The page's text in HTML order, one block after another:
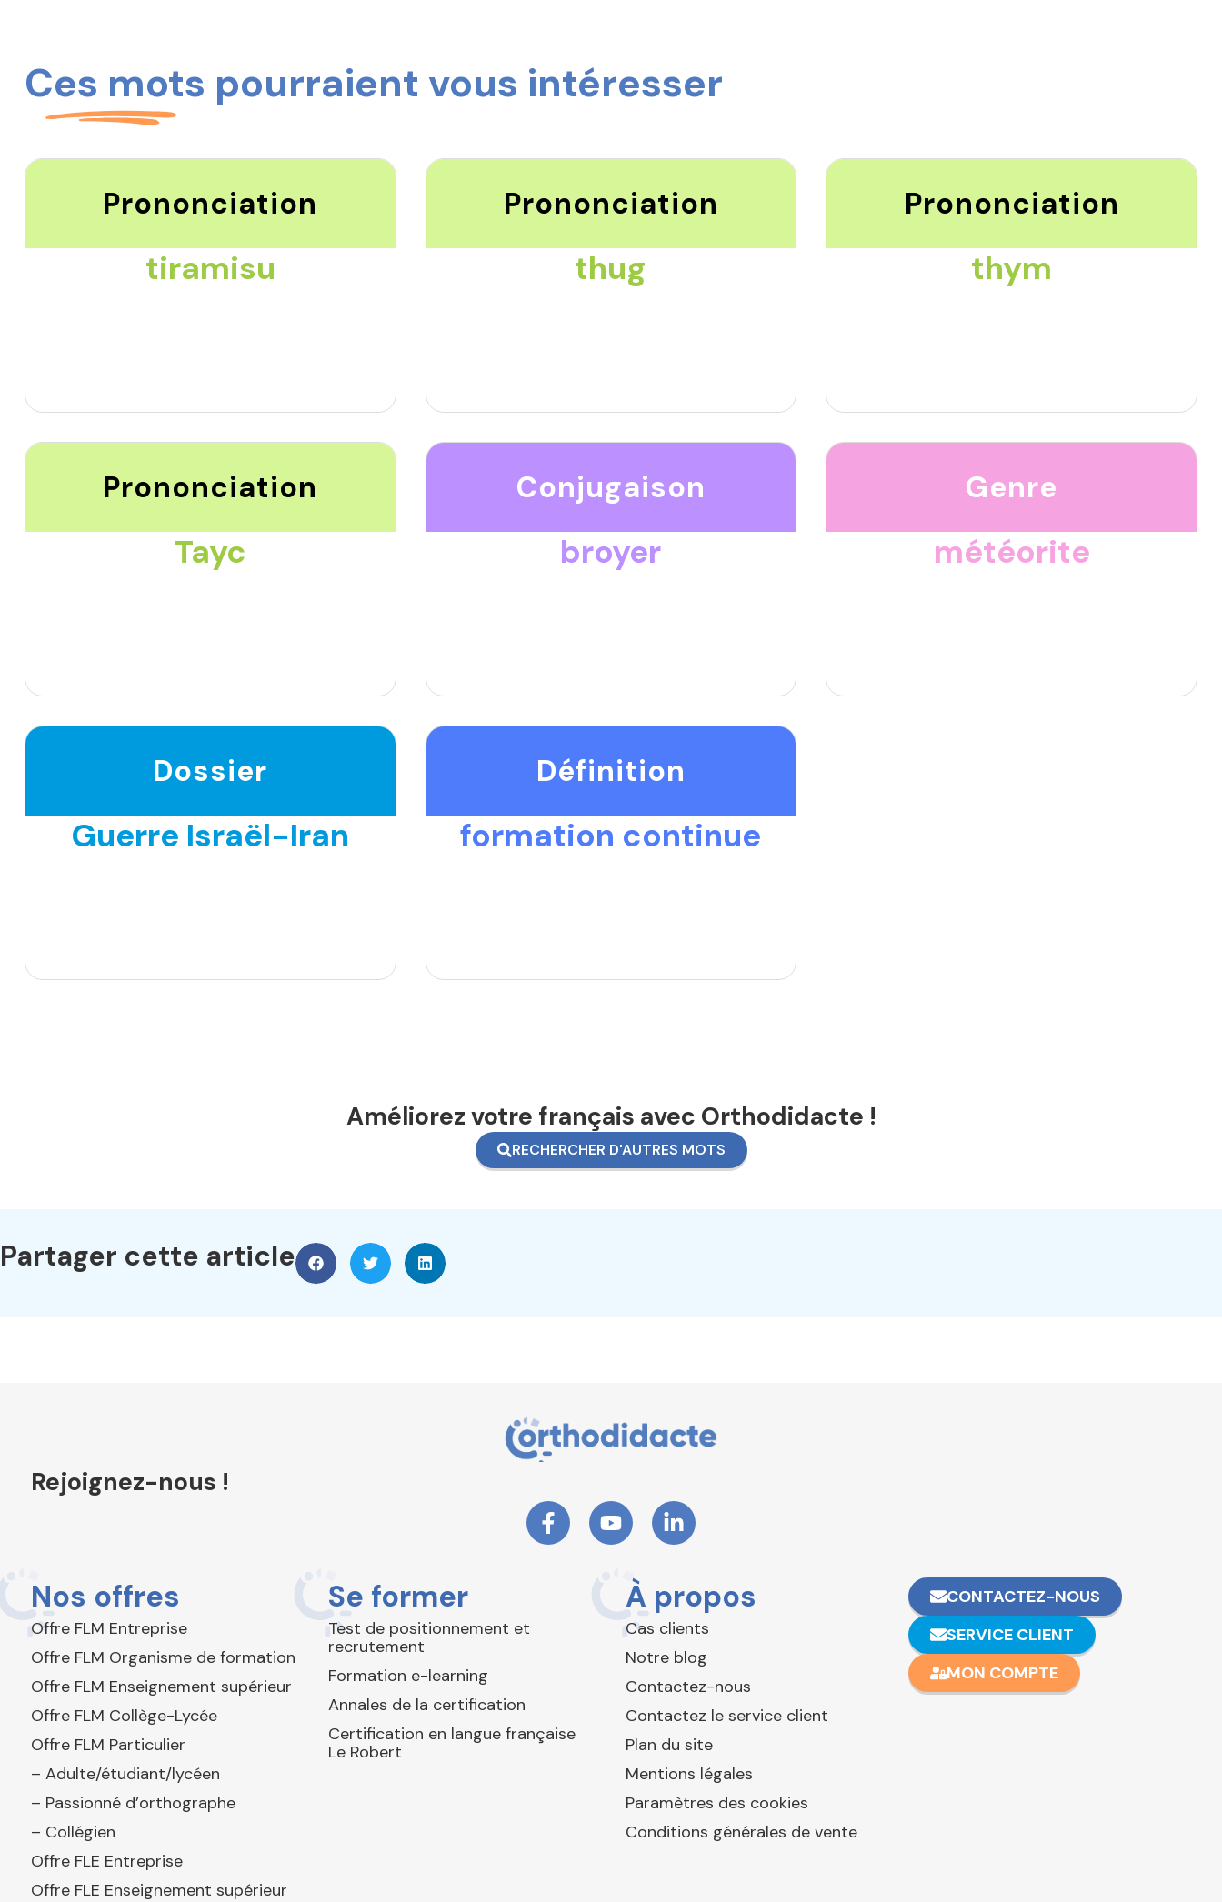
Ces mots pourraient vous intéresser
Prononciation
tiramisu
Prononciation
thug
Prononciation
thym
Prononciation
Tayc
Conjugaison
broyer
Genre
météorite
Dossier
Guerre Israël-Iran
Définition
formation continue
Améliorez votre français avec Orthodidacte !
RECHERCHER D'AUTRES MOTS
Partager cette article
Rejoignez-nous !
Nos offres
Offre FLM Entreprise
Offre FLM Organisme de formation
Offre FLM Enseignement supérieur
Offre FLM Collège-Lycée
Offre FLM Particulier
– Adulte/étudiant/lycéen
– Passionné d’orthographe
– Collégien
Offre FLE Entreprise
Offre FLE Enseignement supérieur
Se former
Test de positionnement et
recrutement
Formation e-learning
Annales de la certification
Certification en langue française
Le Robert
À propos
Cas clients
Notre blog
Contactez-nous
Contactez le service client
Plan du site
Mentions légales
Paramètres des cookies
Conditions générales de vente
CONTACTEZ-NOUS
SERVICE CLIENT
MON COMPTE